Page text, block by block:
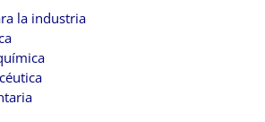
la industria